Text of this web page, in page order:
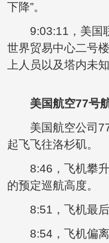
下降”。
9:03:11，美国
世界贸易中心二号
上人员以及塔内未
美国航空77号
美国航空公司
起飞飞往洛杉矶。
8:46，飞机攀
的预定巡航高度。
8:51，飞机最
8:54，飞机偏